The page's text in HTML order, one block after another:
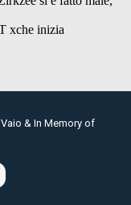
& In Memory of